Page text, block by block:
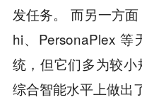
发任务。 而另一方
hi、PersonaPlex
统，但它们多为较
综合智能水平上做出